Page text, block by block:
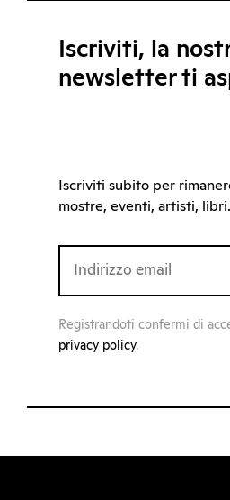
Iscriviti, la
newsletter ti
Iscriviti subito per
mostre, eventi, artisti, libri.
Registrandoti confermi di
privacy policy.